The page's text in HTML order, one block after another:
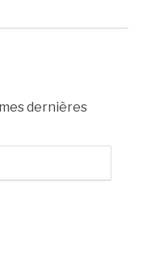
dernières